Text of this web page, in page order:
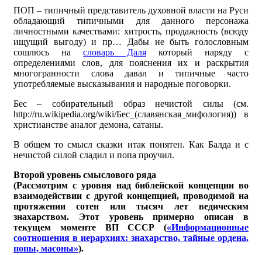
ПОП – типичный представитель духовной власти на Руси
обладающий типичными для данного персонажа
личностными качествами: хитрость, продажность (всюду
ищущий выгоду) и пр… Дабы не быть голословным
сошлюсь насловарь Далякоторый наряду с
определениями слов, для пояснения их и раскрытия
многогранности слова давал и типичные часто
употребляемые высказывания и народные поговорки.
Бес – собирательный образ нечистой силы (см.
http://ru.wikipedia.org/wiki/Бес_(славянская_мифология)) в
христианстве аналог демона, сатаны.
В общем то смысл сказки итак понятен. Как Балда и с
нечистой силой сладил и попа проучил.
Второй уровень смыслового ряда
(Рассмотрим с уровня над библейской концепции во
взаимодействии с другой концепцией, проводимой на
протяжении сотен или тысяч лет ведическим
знахарством. Этот уровень примерно описан в
текущем моменте ВП СССР («Информационные
соотношения в иерархиях: знахарство, тайные ордена,
попы, масоны»).